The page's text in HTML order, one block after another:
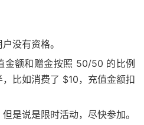
没有资格。
金额和赠金按照 50/50 的比例
比如消费了 $10，充值金额扣
是说是限时活动，尽快参加。